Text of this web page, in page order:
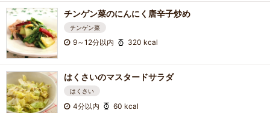
チンゲン菜のにんにく唐辛子炒め
チンゲン菜
9～12分以内 320 kcal
はくさいのマスタードサラダ
はくさい
4分以内 60 kcal